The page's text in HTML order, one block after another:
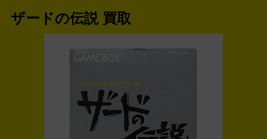
ザードの伝説 買取